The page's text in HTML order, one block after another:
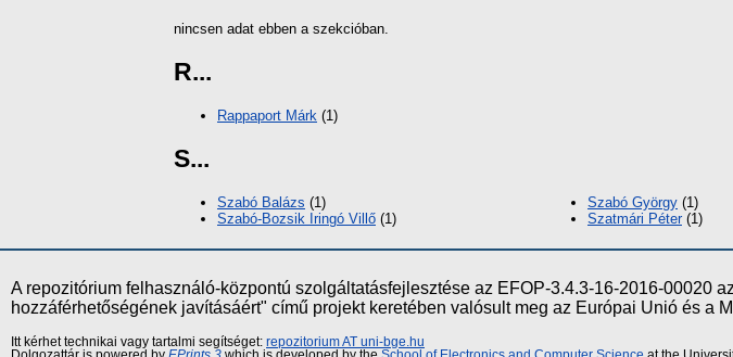
nincsen adat ebben a szekcióban.
R...
Rappaport Márk (1)
S...
Szabó Balázs (1)
Szabó-Bozsik Iringó Villő (1)
Szabó György (1)
Szatmári Péter(1)
A repozitórium felhasználó-központú szolgáltatásfejlesztése az EFOP-3.4.3-16-2016-00020
hozzáférhetőségének javításáért" című projekt keretében valósult meg az Európai Unió és a
Itt kérhet technikai vagy tartalmi segítséget: repozitorium AT uni-bge.hu